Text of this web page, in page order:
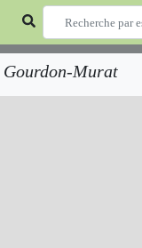
Gourdon-Murat